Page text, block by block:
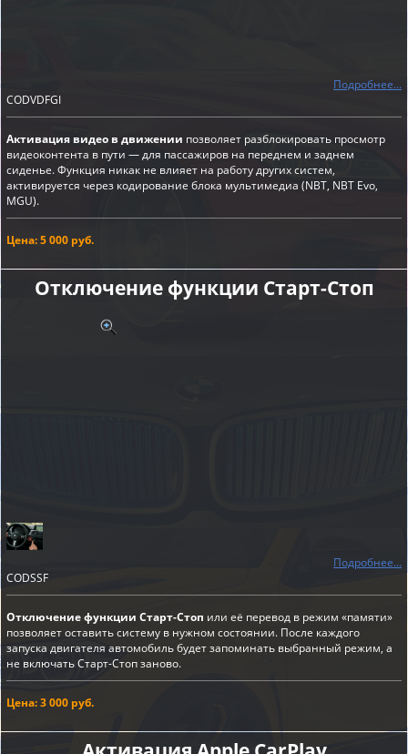
Подробнее...
CODVDFGI
Активация видео в движении позволяет разблокировать просмотр
видеоконтента в пути — для пассажиров на переднем и заднем
сиденье. Функция никак не влияет на работу других систем,
активируется через кодирование блока мультимедиа (NBT, NBT Evo,
MGU).
Цена: 5 000 руб.
Отключение функции Старт-Cтоп
Подробнее...
CODSSF
Отключение функции Старт-Стоп или её перевод в режим «памяти»
позволяет оставить систему в нужном состоянии. После каждого
запуска двигателя автомобиль будет запоминать выбранный режим, а
не включать Старт-Стоп заново.
Цена: 3 000 руб.